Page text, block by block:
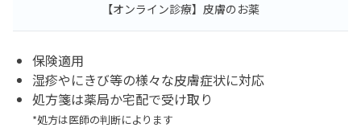
【オンライン診療】皮膚のお薬
保険適用
湿疹やにきび等の様々な皮膚症状に対応
処方箋は薬局か宅配で受け取り
*処方は医師の判断によります